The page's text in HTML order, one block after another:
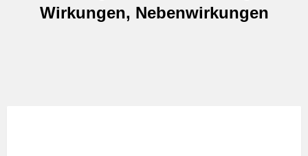
Wirkungen, Nebenwirkungen